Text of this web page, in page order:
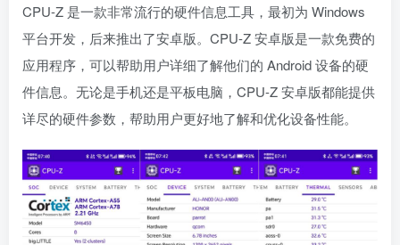
CPU-Z 是一款非常流行的硬件信息工具，最初为 Windows
平台开发，后来推出了安卓版。CPU-Z 安卓版是一款免费的
应用程序，可以帮助用户详细了解他们的 Android 设备的硬
件信息。无论是手机还是平板电脑，CPU-Z 安卓版都能提供
详尽的硬件参数，帮助用户更好地了解和优化设备性能。